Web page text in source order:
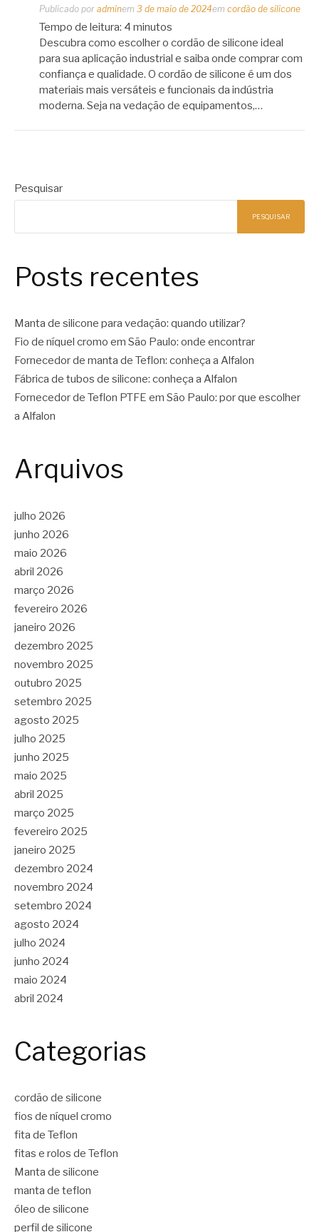
Publicado por adminem 3 de maio de 2024em cordão de silicone
Tempo de leitura: 4 minutos
Descubra como escolher o cordão de silicone ideal
para sua aplicação industrial e saiba onde comprar com
confiança e qualidade. O cordão de silicone é um dos
materiais mais versáteis e funcionais da indústria
moderna. Seja na vedação de equipamentos,…
Pesquisar
PESQUISAR
Posts recentes
Manta de silicone para vedação: quando utilizar?
Fio de níquel cromo em São Paulo: onde encontrar
Fornecedor de manta de Teflon: conheça a Alfalon
Fábrica de tubos de silicone: conheça a Alfalon
Fornecedor de Teflon PTFE em São Paulo: por que escolher
a Alfalon
Arquivos
julho 2026
junho 2026
maio 2026
abril 2026
março 2026
fevereiro 2026
janeiro 2026
dezembro 2025
novembro 2025
outubro 2025
setembro 2025
agosto 2025
julho 2025
junho 2025
maio 2025
abril 2025
março 2025
fevereiro 2025
janeiro 2025
dezembro 2024
novembro 2024
setembro 2024
agosto 2024
julho 2024
junho 2024
maio 2024
abril 2024
Categorias
cordão de silicone
fios de níquel cromo
fita de Teflon
fitas e rolos de Teflon
Manta de silicone
manta de teflon
óleo de silicone
perfil de silicone